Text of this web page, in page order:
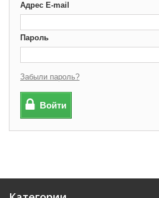
Адрес E-mail
Пароль
Забыли пароль?
Войти